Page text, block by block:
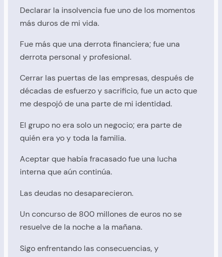
Declarar la insolvencia fue uno de los momentos
más duros de mi vida.
Fue más que una derrota financiera; fue una
derrota personal y profesional.
Cerrar las puertas de las empresas, después de
décadas de esfuerzo y sacrificio, fue un acto que
me despojó de una parte de mi identidad.
El grupo no era solo un negocio; era parte de
quién era yo y toda la familia.
Aceptar que había fracasado fue una lucha
interna que aún continúa.
Las deudas no desaparecieron.
Un concurso de 800 millones de euros no se
resuelve de la noche a la mañana.
Sigo enfrentando las consecuencias, y